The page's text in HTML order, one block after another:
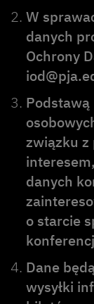
O
W
danych
Ochrony
związku z
danych
o starcie
Dane
wysyłki